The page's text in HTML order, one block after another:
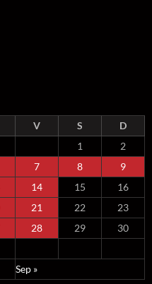
V S
D
1
2
7 8
9
14 15
16
21 22
23
28 29
30
Sep »